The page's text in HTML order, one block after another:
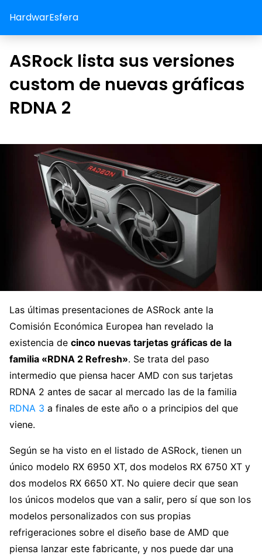
HardwarEsfera
ASRock lista sus versiones
custom de nuevas gráficas
RDNA 2
Las últimas presentaciones de ASRock ante la
Comisión Económica Europea han revelado la
existencia de cinco nuevas tarjetas gráficas de la
familia «RDNA 2 Refresh». Se trata del paso
intermedio que piensa hacer AMD con sus tarjetas
RDNA 2 antes de sacar al mercado las de la familia
RDNA 3 a finales de este año o a principios del que
viene.
Según se ha visto en el listado de ASRock, tienen un
único modelo RX 6950 XT, dos modelos RX 6750 XT y
dos modelos RX 6650 XT. No quiere decir que sean
los únicos modelos que van a salir, pero sí que son los
modelos personalizados con sus propias
refrigeraciones sobre el diseño base de AMD que
piensa lanzar este fabricante, y nos puede dar una